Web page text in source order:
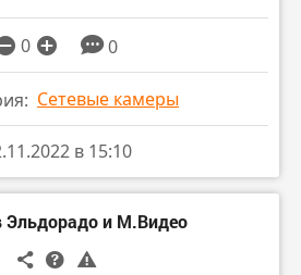
0 0
Сетевые камеры
в 15:10
Эльдорадо и М.Видео